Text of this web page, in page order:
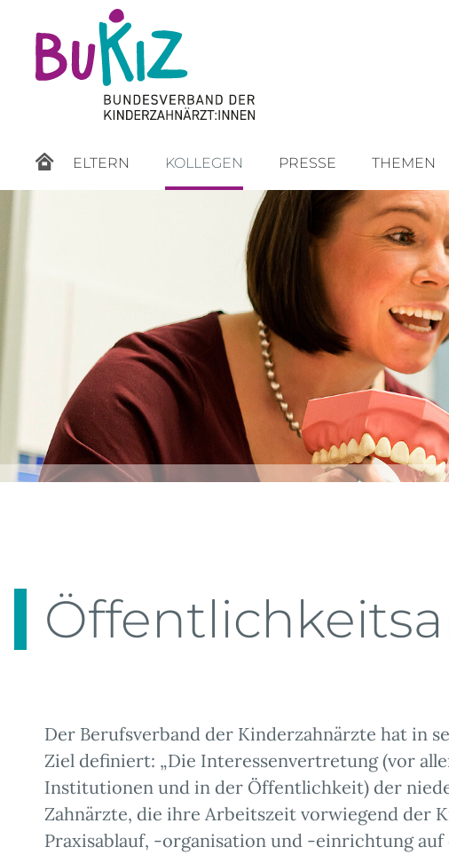
ELTERN KOLLEGEN PRESSE THEMEN
Der Berufsverband der Kinderzahnärzte hat in
Ziel definiert: „Die Interessenvertretung (vor
Institutionen und in der Öffentlichkeit) der
Zahnärzte, die ihre Arbeitszeit vorwiegend der
Praxisablauf, -organisation und -einrichtung auf